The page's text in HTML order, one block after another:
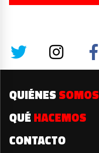
QUIÉNES SOMOS
QUÉ HACEMOS
CONTACTO